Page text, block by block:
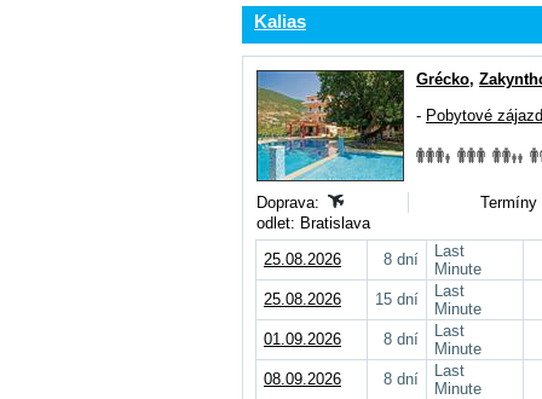
Kalias
Grécko,
- Pobytové
Doprava:
Termíny
odlet: Bratislava
25.08.2026
8 dní
Last
Minute
25.08.2026
15 dní
Last
Minute
01.09.2026
8 dní
Last
Minute
08.09.2026
8 dní
Last
Minute